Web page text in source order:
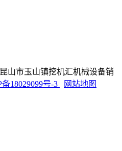
山市玉山镇挖机汇机械设备销
备18029099号-3 网站地图